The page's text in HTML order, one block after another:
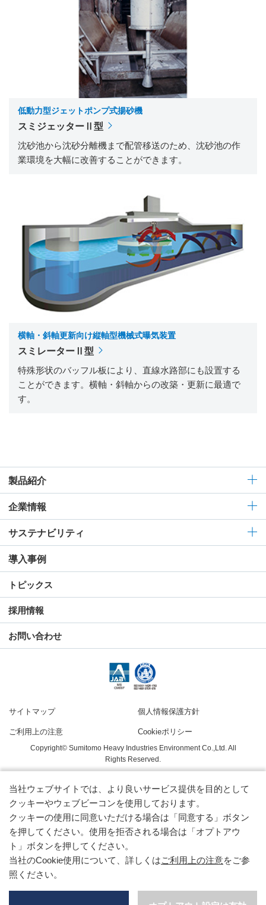
低動力型ジェットポンプ式揚砂機
スミジェッターⅡ型
沈砂池から沈砂分離機まで配管移送のため、沈砂池の作
業環境を大幅に改善することができます。
横軸・斜軸更新向け縦軸型機械式曝気装置
スミレーターⅡ型
特殊形状のバッフル板により、直線水路部にも設置する
ことができます。横軸・斜軸からの改築・更新に最適で
す。
製品紹介
企業情報
サステナビリティ
導入事例
トピックス
採用情報
お問い合わせ
サイトマップ 個人情報保護方針
ご利用上の注意 Cookieポリシー
Copyright© Sumitomo Heavy Industries Environment Co.,Ltd. All
Rights Reserved.
当社ウェブサイトでは、より良いサービス提供を目的として
クッキーやウェブビーコンを使用しております。
クッキーの使用に同意いただける場合は「同意する」ボタン
を押してください。使用を拒否される場合は「オプトアウ
ト」ボタンを押してください。
当社のCookie使用について、詳しくはご利用上の注意をご参
照ください。